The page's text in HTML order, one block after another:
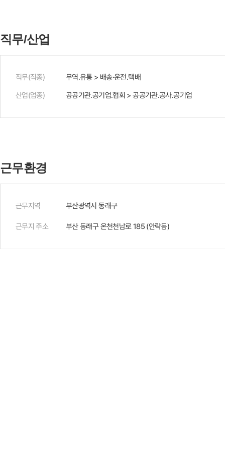
직무/산업
직무(직종)
무역.유통 > 배송·운전.택배
산업(업종)
공공기관.공기업.협회 > 공공기관.공사.공기업
근무환경
근무지역 부산광역시 동래구
근무지 주소 부산 동래구 온천천남로 185 (안락동)